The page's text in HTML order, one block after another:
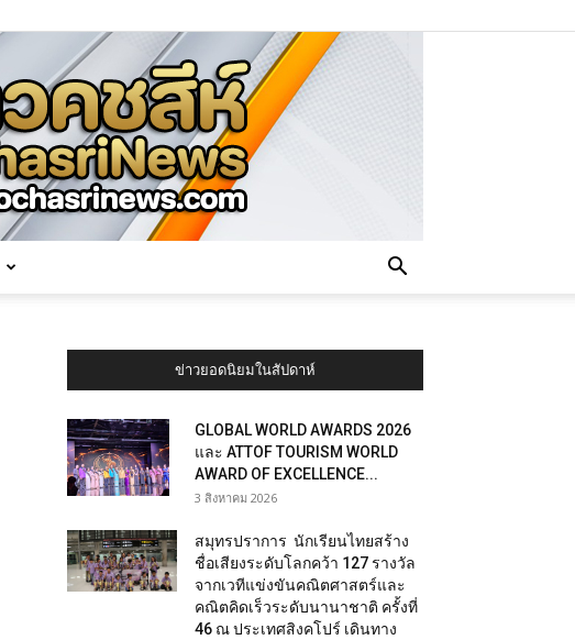
ข่าวยอดนิยมในสัปดาห์
GLOBAL WORLD AWARDS 2026
และ ATTOF TOURISM WORLD
AWARD OF EXCELLENCE...
3 สิงหาคม 2026
สมุทรปราการ นักเรียนไทยสร้าง
ชื่อเสียงระดับโลกคว้า 127 รางวัล
จากเวทีแข่งขันคณิตศาสตร์และ
คณิตคิดเร็วระดับนานาชาติ ครั้งที่
46 ณ ประเทศสิงคโปร์ เดินทาง